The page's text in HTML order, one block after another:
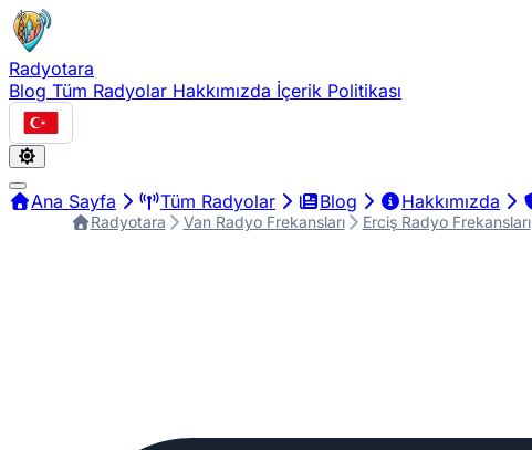
Radyotara
Blog Tüm Radyolar Hakkımızda İçerik Politikası
Türkçe
Ana Sayfa Tüm Radyolar Blog Hakkımızda
Radyotara Van Radyo Frekansları Erciş Radyo Frekansları